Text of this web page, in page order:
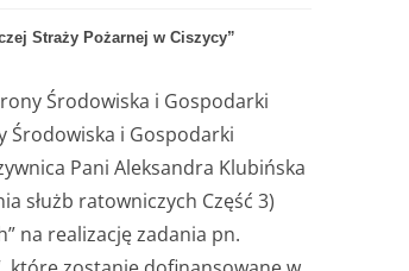
Straży Pożarnej w Ciszycy”
Środowiska i Gospodarki
Środowiska i Gospodarki
Pani Aleksandra Klubińska
służb ratowniczych Część 3)
na realizację zadania pn.